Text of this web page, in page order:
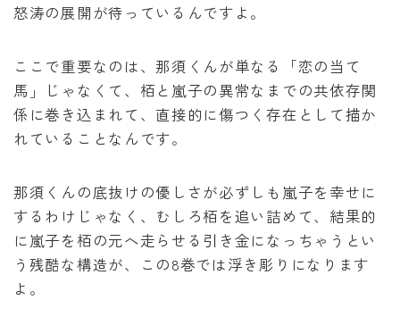
怒涛の展開が待っているんですよ。
ここで重要なのは、那須くんが単なる「恋の当て
馬」じゃなくて、栢と嵐子の異常なまでの共依存関
係に巻き込まれて、直接的に傷つく存在として描か
れていることなんです。
那須くんの底抜けの優しさが必ずしも嵐子を幸せに
するわけじゃなく、むしろ栢を追い詰めて、結果的
に嵐子を栢の元へ走らせる引き金になっちゃうとい
う残酷な構造が、この8巻では浮き彫りになります
よ。